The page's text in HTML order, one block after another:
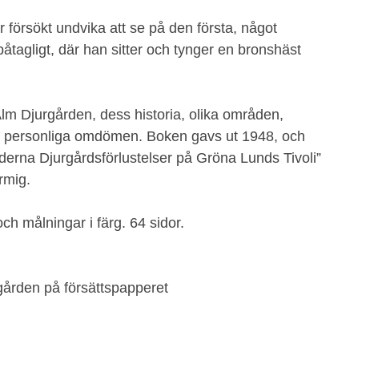
försökt undvika att se på den första, något
där han sitter och tynger en bronshäst
Djurgården, dess historia, olika områden,
omdömen. Boken gavs ut 1948, och
Djurgårdsförlustelser på Gröna Lunds Tivoli”
målningar i färg. 64 sidor.
på försättspapperet